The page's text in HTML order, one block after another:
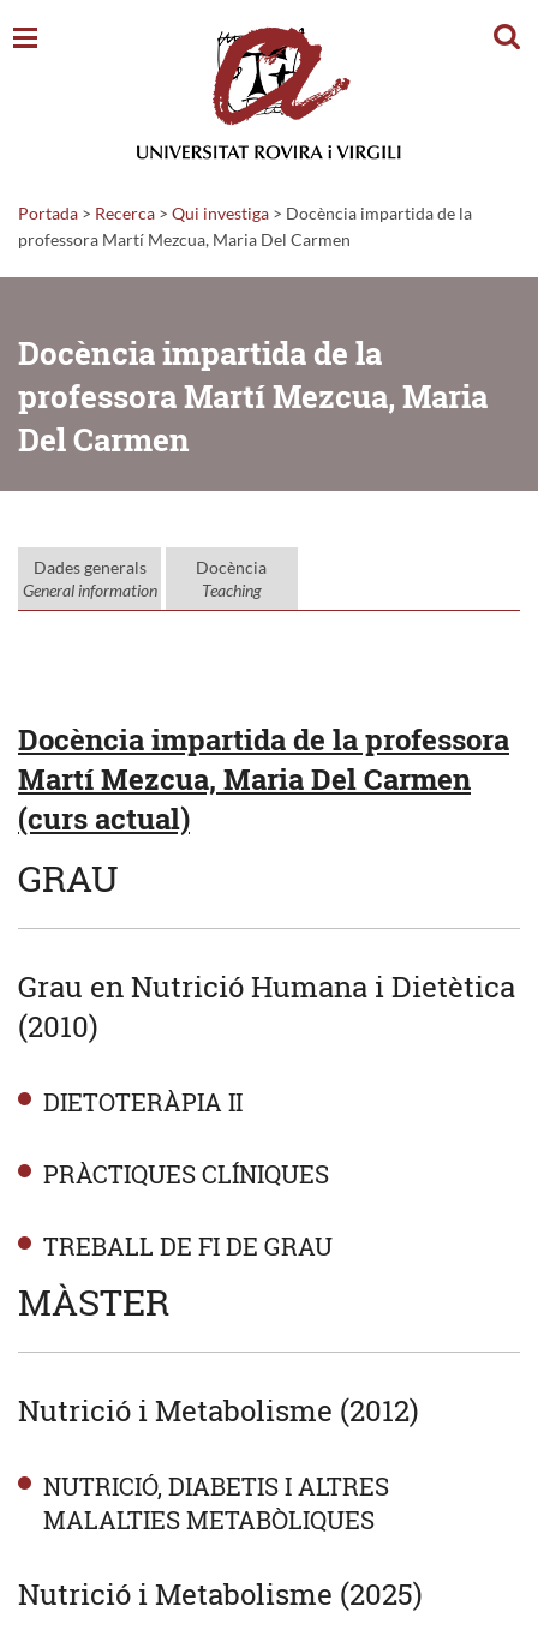
Portada > Recerca > Qui investiga > Docència impartida de la
professora Martí Mezcua, Maria Del Carmen
Docència impartida de la
professora Martí Mezcua, Maria
Del Carmen
Dades generals
General information
Docència
Teaching
Docència impartida de la professora
Martí Mezcua, Maria Del Carmen
(curs actual)
GRAU
Grau en Nutrició Humana i Dietètica
(2010)
DIETOTERÀPIA II
PRÀCTIQUES CLÍNIQUES
TREBALL DE FI DE GRAU
MÀSTER
Nutrició i Metabolisme (2012)
NUTRICIÓ, DIABETIS I ALTRES
MALALTIES METABÒLIQUES
Nutrició i Metabolisme (2025)